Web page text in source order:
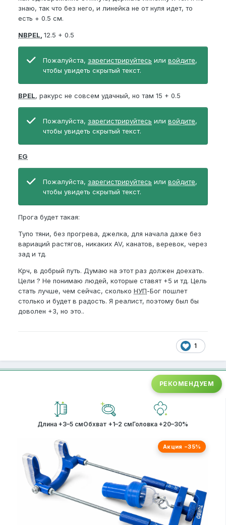
знаю, так что без него, и линейка не от нуля идет, то
есть + 0.5 см.
NBPEL 12.5 + 0.5
Пожалуйста, зарегистрируйтесь или войдите,
чтобы увидеть скрытый текст.
BPEL, ракурс не совсем удачный, но там 15 + 0.5
Пожалуйста, зарегистрируйтесь или войдите,
чтобы увидеть скрытый текст.
EG
Пожалуйста, зарегистрируйтесь или войдите,
чтобы увидеть скрытый текст.
Прога будет такая:
Тупо тяни, без прогрева, джелка, для начала даже без
вариаций растягов, никаких AV, канатов, веревок, через
зад и тд.
Крч, в добрый путь. Думаю на этот раз должен доехать.
Цели ? Не понимаю людей, которые ставят +5 и тд. Цель
стать лучше, чем сейчас, сколько НУП-Бог пошлет
столько и будет в радость. Я реалист, поэтому был бы
доволен +3, но это..
1
РЕКОМЕНДУЕМ
Длина +3–5 смОбхват +1–2 смГоловка +20–30%
Акция −35%